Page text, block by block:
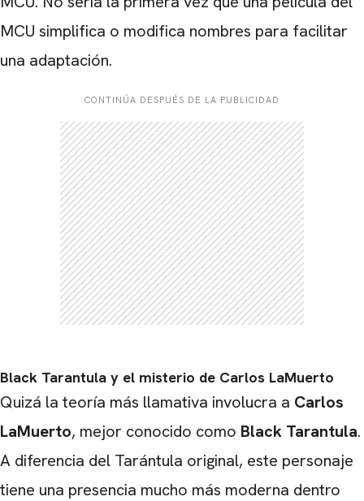
MCU simplifica o modifica nombres para facilitar
una adaptación.
CONTINÚA DESPUÉS DE LA PUBLICIDAD
Black Tarantula y el misterio de Carlos LaMuerto
Quizá la teoría más llamativa involucra a Carlos
LaMuerto, mejor conocido como Black Tarantula.
A diferencia del Tarántula original, este personaje
tiene una presencia mucho más moderna dentro
CARREGANDO PUBLICIDADE